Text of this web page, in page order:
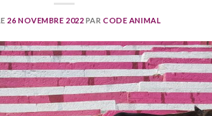
26 NOVEMBRE 2022 PARCODE ANIMAL